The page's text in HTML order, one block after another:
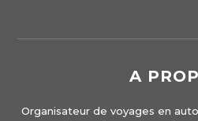
A
Organisateur de voyages en